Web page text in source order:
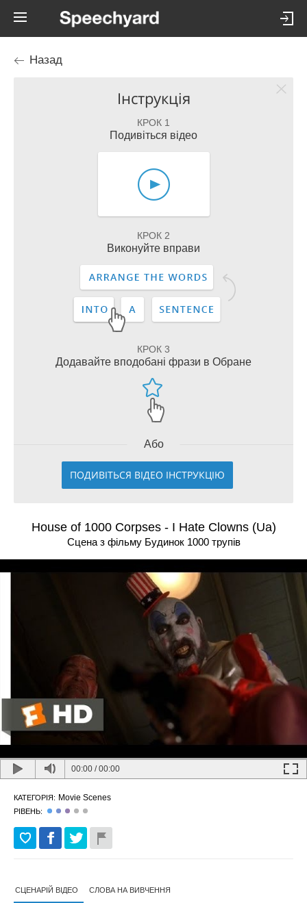
Назад
Інструкція
КРОК 1
Подивіться відео
КРОК 2
Виконуйте вправи
КРОК 3
Додавайте вподобані фрази в Обране
Або
ПОДИВІТЬСЯ ВІДЕО ІНСТРУКЦІЮ
House of 1000 Corpses - I Hate Clowns (Ua)
Сцена з фільму Будинок 1000 трупів
00:00 /00:00
КАТЕГОРІЯ: Movie Scenes
РІВЕНЬ:
СЦЕНАРІЙ ВІДЕО СЛОВА НА ВИВЧЕННЯ